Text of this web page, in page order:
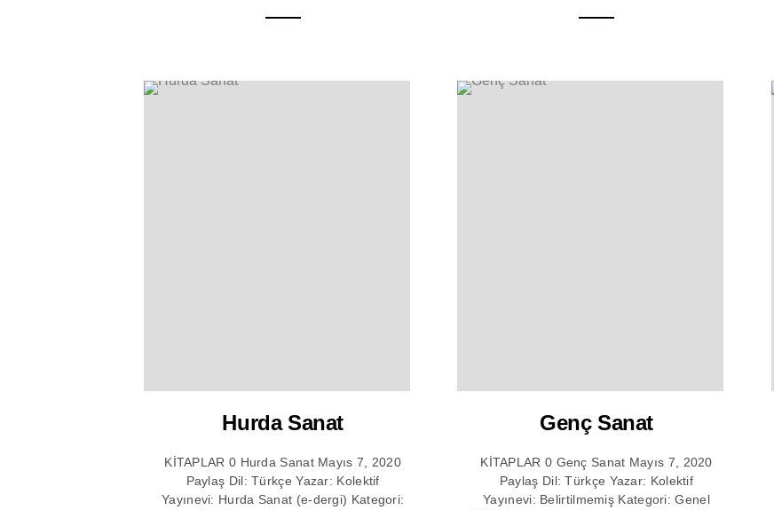
Hurda Sanat
KİTAPLAR 0 Hurda Sanat Mayıs 7, 2020
Paylaş Dil: Türkçe Yazar: Kolektif
Yayınevi: Hurda Sanat (e-dergi) Kategori:
Genç Sanat
KİTAPLAR 0 Genç Sanat Mayıs 7, 2020
Paylaş Dil: Türkçe Yazar: Kolektif
Yayınevi: Belirtilmemiş Kategori: Genel